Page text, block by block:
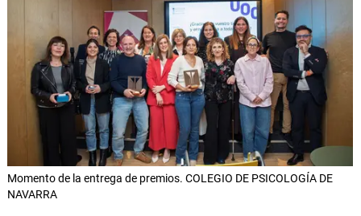
Momento de la entrega de premios. COLEGIO DE PSICOLOGÍA DE
NAVARRA